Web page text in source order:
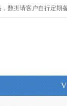
数据请客户自行定期